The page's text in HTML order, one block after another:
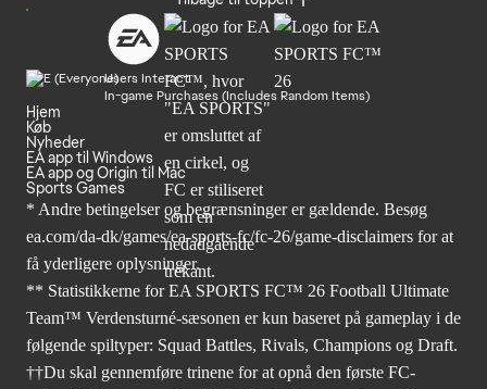
Users Interact
In-game Purchases (Includes Random Items)
Hjem
Køb
Nyheder
EA app til Windows
EA app og Origin til Mac
Sports Games
* Andre betingelser og begrænsninger er gældende. Besøg
ea.com/da-dk/games/ea-sports-fc/fc-26/game-disclaimers for at
få yderligere oplysninger.
** Statistikkerne for EA SPORTS FC™ 26 Football Ultimate
Team™ Verdensturné-sæsonen er kun baseret på gameplay i de
følgende spiltyper: Squad Battles, Rivals, Champions og Draft.
††Du skal gennemføre trinene for at opnå den første FC-